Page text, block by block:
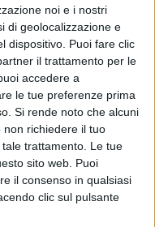
noi e i nostri
di geolocalizzazione e
dispositivo. Puoi fare clic
il trattamento per le
accedere a
le tue preferenze prima
Si rende noto che alcuni
richiedere il tuo
trattamento. Le tue
sito web. Puoi
il consenso in qualsiasi
clic sul pulsante
È successo in tarda
Garibaldi. La donna
sulle strisce pedonali
in pieno,
in molti, invece, i
in zona ed hanno
attesa che giungesse